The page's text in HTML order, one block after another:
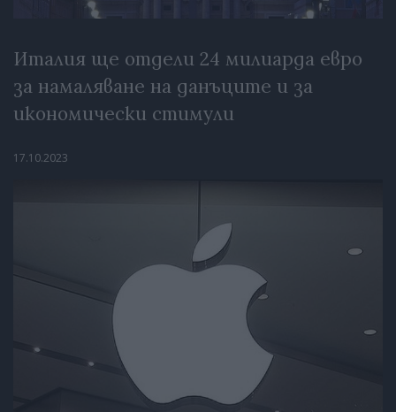
Италия ще отдели 24 милиарда евро
за намаляване на данъците и за
икономически стимули
17.10.2023